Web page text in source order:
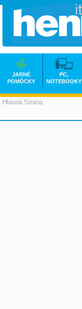
Hlavná Strana
JARNÉ
POMÔCKY
PC,
NOTEBOOKY